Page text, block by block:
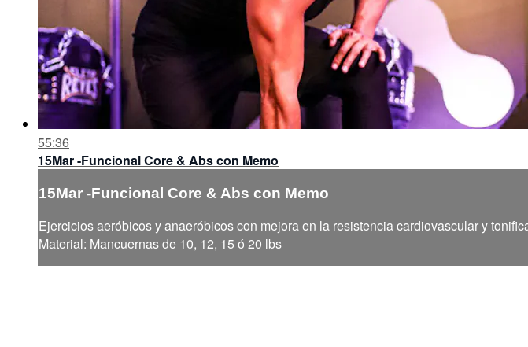
55:36
15Mar -Funcional Core & Abs con Memo
15Mar -Funcional Core & Abs con Memo
Ejercicios aeróbicos y anaeróbicos con mejora en la resistencia cardiovascular y
Material: Mancuernas de 10, 12, 15 ó 20 lbs